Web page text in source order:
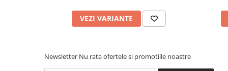
VEZI VARIANTE
Newsletter Nu rata ofertele si promotiile noastre